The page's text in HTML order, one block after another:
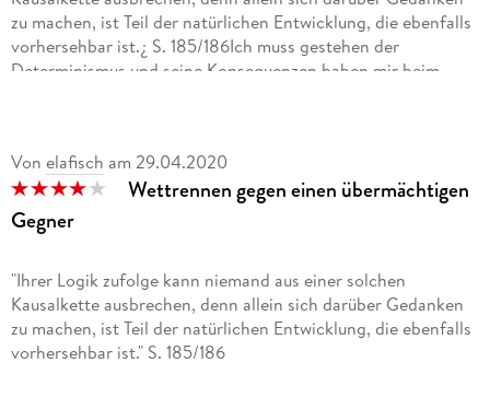
zu machen, ist Teil der natürlichen Entwicklung, die ebenfalls
vorhersehbar ist.¿ S. 185/186Ich muss gestehen der
Determinismus und seine Konsequenzen haben mir beim
versucht.Aber der Reihe nach:Der Wiedereinstieg in die
Geschichte ist mir auch nach längerer Pause erstaunlich gut
gelungen. Der Schreibstil des Autors konnte mich bereits
nach wenigen Seiten wieder fesseln und das unglaubliche
verlustreich ist began.Ein besonders schönes Detail, für mich
als Biologe und Genetik begeisterte Leserin, sind die
Gencodes im Abschnitt "Der letzte Schlüssel¿. Natürlich habe
ich sie alle übersetzt! ;) Die Handlung ist wie immer sehr
Von elafisch am 29.04.2020
Wettrennen gegen einen übermächtigen
Gegner
"Ihrer Logik zufolge kann niemand aus einer solchen
Kausalkette ausbrechen, denn allein sich darüber Gedanken
zu machen, ist Teil der natürlichen Entwicklung, die ebenfalls
vorhersehbar ist." S. 185/186